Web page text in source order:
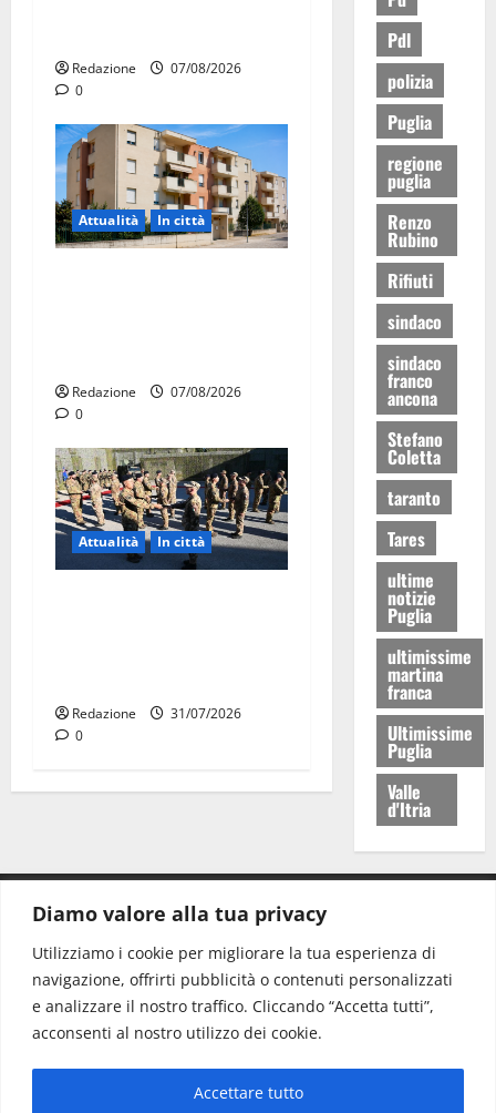
Diamo valore alla tua privacy
Utilizziamo i cookie per migliorare la tua esperienza di
navigazione, offrirti pubblicità o contenuti personalizzati
e analizzare il nostro traffico. Cliccando “Accetta tutti”,
acconsenti al nostro utilizzo dei cookie.
Accettare tutto
Redazione
07/08/2026
0
Attualità In città
Redazione
07/08/2026
0
Attualità In città
Redazione
31/07/2026
0
Pdl
polizia
Puglia
regione
puglia
Renzo
Rubino
Rifiuti
sindaco
sindaco
franco
ancona
Stefano
Coletta
taranto
Tares
ultime
notizie
Puglia
ultimissime
martina
franca
Ultimissime
Puglia
Valle
d'Itria
Redazione: redazione@www.martinasera.it
Direttore:direttore@www.martinasera.it
Info & Commerciale:info@www.martinasera.it